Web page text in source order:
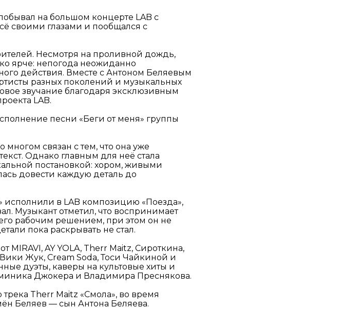
на большом концерте LAB с
своими глазами и пообщался с
Несмотря на проливной дождь,
ярче: непогода неожиданно
действия. Вместе с Антоном Беляевым
разных поколений и музыкальных
звучание благодаря эксклюзивным
LAB.
песни «Беги от меня» группы
связан с тем, что она уже
Однако главным для неё стала
постановкой: хором, живыми
довести каждую деталь до
исполнили в LAB композицию «Поезда»,
Музыкант отметил, что воспринимает
рабочим решением, при этом он не
пока раскрывать не стал.
MIRAVI, AY YOLA, Therr Maitz, Сироткина,
Жук, Cream Soda, Тоси Чайкиной и
дуэты, каверы на культовые хиты и
Джокера и Владимира Преснякова.
Therr Maitz «Смола», во время
Беляев — сын Антона Беляева.